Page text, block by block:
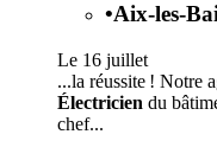
•Aix-les-
Le 16 juillet
...la réussite ! Notre
Électricien du
chef...